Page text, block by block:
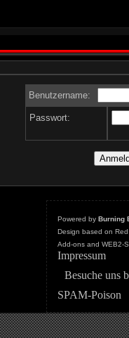
Benutzername:
Passwort:
Powered by Burning
Design based on
Add-ons and WEB2-
Impressum
Besuche uns
SPAM-Poison